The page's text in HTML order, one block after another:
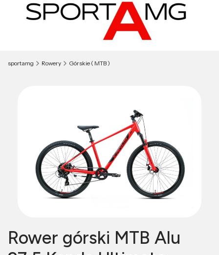
sportamg Rowery Górskie ( MTB )
Rower górski MTB Alu